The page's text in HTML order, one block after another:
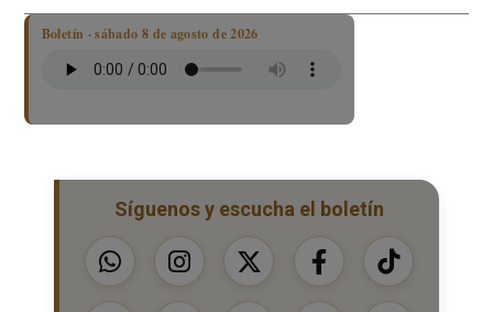
Boletín · sábado 8 de agosto de 2026
Síguenos y escucha el boletín